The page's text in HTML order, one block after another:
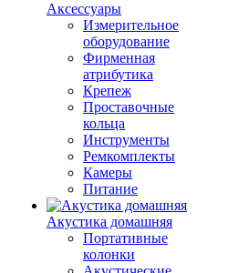
Аксессуары
Измерительное
оборудование
Фирменная
атрибутика
Крепеж
Проставочные
кольца
Инструменты
Ремкомплекты
Камеры
Питание
Акустика домашняя
Портативные
колонки